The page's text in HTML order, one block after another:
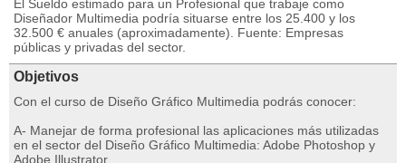
El Sueldo estimado para un Profesional que trabaje como
Diseñador Multimedia podría situarse entre los 25.400 y los
32.500 € anuales (aproximadamente). Fuente: Empresas
públicas y privadas del sector.
Objetivos
Con el curso de Diseño Gráfico Multimedia podrás conocer:
A- Manejar de forma profesional las aplicaciones más utilizadas
en el sector del Diseño Gráfico Multimedia: Adobe Photoshop y
Adobe Illustrator.